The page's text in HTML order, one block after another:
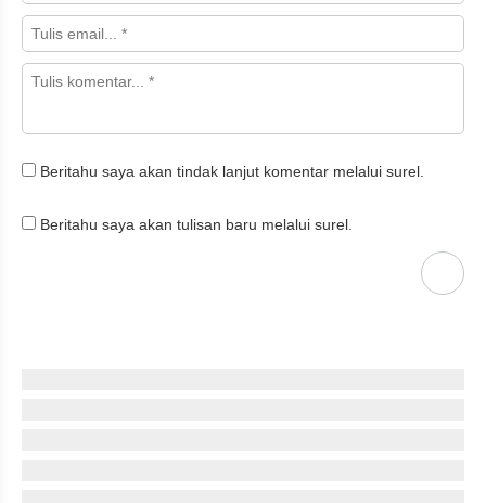
Beritahu saya akan tindak lanjut komentar melalui surel.
Beritahu saya akan tulisan baru melalui surel.